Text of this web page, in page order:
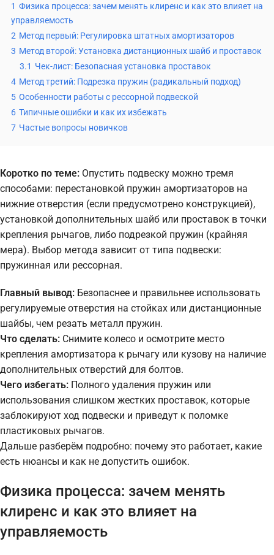
1 Физика процесса: зачем менять клиренс и как это влияет на
управляемость
2 Метод первый: Регулировка штатных амортизаторов
3 Метод второй: Установка дистанционных шайб и проставок
3.1 Чек-лист: Безопасная установка проставок
4 Метод третий: Подрезка пружин (радикальный подход)
5 Особенности работы с рессорной подвеской
6 Типичные ошибки и как их избежать
7 Частые вопросы новичков
Коротко по теме: Опустить подвеску можно тремя
способами: перестановкой пружин амортизаторов на
нижние отверстия (если предусмотрено конструкцией),
установкой дополнительных шайб или проставок в точки
крепления рычагов, либо подрезкой пружин (крайняя
мера). Выбор метода зависит от типа подвески:
пружинная или рессорная.
Главный вывод: Безопаснее и правильнее использовать
регулируемые отверстия на стойках или дистанционные
шайбы, чем резать металл пружин.
Что сделать: Снимите колесо и осмотрите место
крепления амортизатора к рычагу или кузову на наличие
дополнительных отверстий для болтов.
Чего избегать: Полного удаления пружин или
использования слишком жестких проставок, которые
заблокируют ход подвески и приведут к поломке
пластиковых рычагов.
Дальше разберём подробно: почему это работает, какие
есть нюансы и как не допустить ошибок.
Физика процесса: зачем менять
клиренс и как это влияет на
управляемость